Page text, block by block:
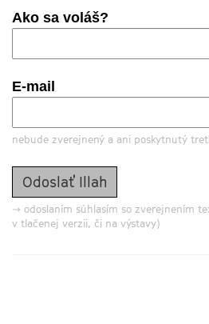
Ako sa voláš?
E-mail
nebude zverejnený a ani poskytnutý
→ odoslaním súhlasím so zverejnením
v tlačenej verzii, či na výstavy)